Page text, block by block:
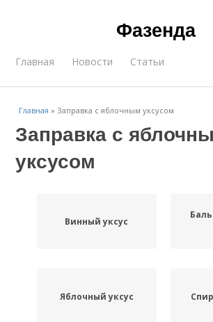
Фазенда
Главная Новости Статьи
Главная »Заправка с яблочным уксусом
Заправка с
уксусом
Винный уксус
Яблочный уксус